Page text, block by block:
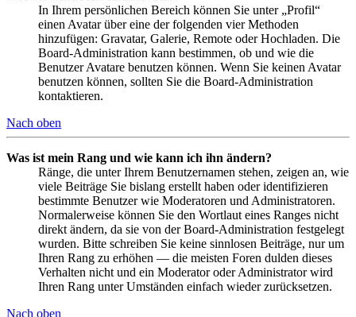
In Ihrem persönlichen Bereich können Sie unter „Profil“
einen Avatar über eine der folgenden vier Methoden
hinzufügen: Gravatar, Galerie, Remote oder Hochladen. Die
Board-Administration kann bestimmen, ob und wie die
Benutzer Avatare benutzen können. Wenn Sie keinen Avatar
benutzen können, sollten Sie die Board-Administration
kontaktieren.
Nach oben
Was ist mein Rang und wie kann ich ihn ändern?
Ränge, die unter Ihrem Benutzernamen stehen, zeigen an, wie
viele Beiträge Sie bislang erstellt haben oder identifizieren
bestimmte Benutzer wie Moderatoren und Administratoren.
Normalerweise können Sie den Wortlaut eines Ranges nicht
direkt ändern, da sie von der Board-Administration festgelegt
wurden. Bitte schreiben Sie keine sinnlosen Beiträge, nur um
Ihren Rang zu erhöhen — die meisten Foren dulden dieses
Verhalten nicht und ein Moderator oder Administrator wird
Ihren Rang unter Umständen einfach wieder zurücksetzen.
Nach oben